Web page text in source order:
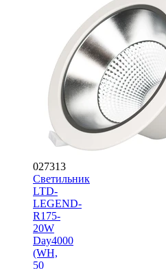
027313
Светильник
LTD-
LEGEND-
R175-
20W
Day4000
(WH,
50